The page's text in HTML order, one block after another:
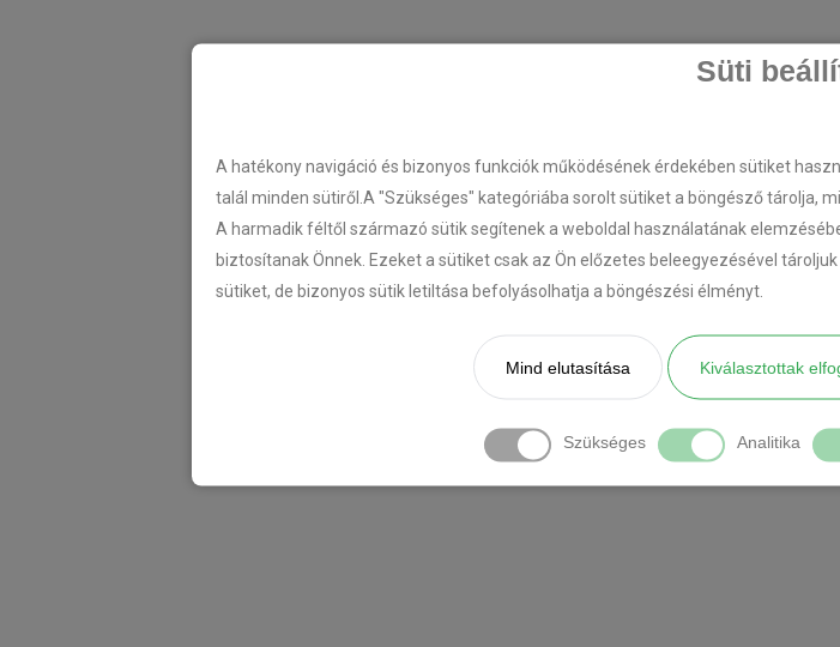
Süti
A hatékony navigáció és bizonyos funkciók működésének érdekében sütiket
talál minden sütiről.A "Szükséges" kategóriába sorolt sütiket a böngésző tárolja,
A harmadik féltől származó sütik segítenek a weboldal használatának
biztosítanak Önnek. Ezeket a sütiket csak az Ön előzetes beleegyezésével
sütiket, de bizonyos sütik letiltása befolyásolhatja a böngészési élményt.
Mind elutasítása Kiválasztottak
Szükséges Analitika